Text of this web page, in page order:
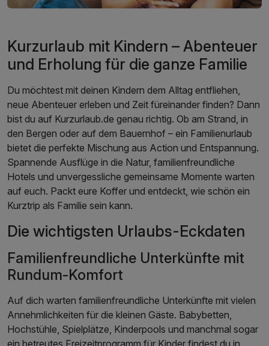
Kurzurlaub mit Kindern – Abenteuer
und Erholung für die ganze Familie
Du möchtest mit deinen Kindern dem Alltag entfliehen,
neue Abenteuer erleben und Zeit füreinander finden? Dann
bist du auf Kurzurlaub.de genau richtig. Ob am Strand, in
den Bergen oder auf dem Bauernhof – ein Familienurlaub
bietet die perfekte Mischung aus Action und Entspannung.
Spannende Ausflüge in die Natur, familienfreundliche
Hotels und unvergessliche gemeinsame Momente warten
auf euch. Packt eure Koffer und entdeckt, wie schön ein
Kurztrip als Familie sein kann.
Die wichtigsten Urlaubs-Eckdaten
Familienfreundliche Unterkünfte mit
Rundum-Komfort
Auf dich warten familienfreundliche Unterkünfte mit vielen
Annehmlichkeiten für die kleinen Gäste. Babybetten,
Hochstühle, Spielplätze, Kinderpools und manchmal sogar